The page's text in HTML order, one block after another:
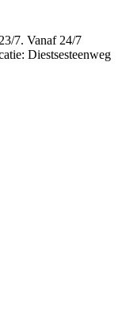
7. Vanaf 24/7
Diestsesteenweg